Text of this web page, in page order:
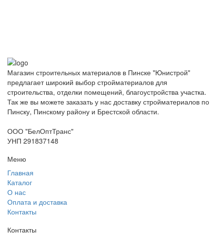
Магазин строительных материалов в Пинске "Юнистрой"
предлагает широкий выбор стройматериалов для
строительства, отделки помещений, благоустройства участка.
Так же вы можете заказать у нас доставку стройматериалов по
Пинску, Пинскому району и Брестской области.
ООО "БелОптТранс"
УНП 291837148
Меню
Главная
Каталог
О нас
Оплата и доставка
Контакты
Контакты